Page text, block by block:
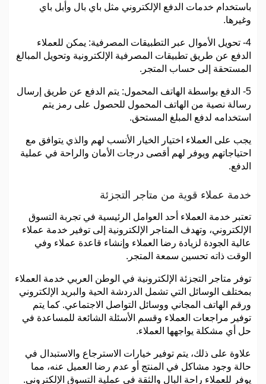
باستخدام خدمات الدفع الإلكتروني مثل باي بال وأبل باي
وغيرها.
4- تحويل الأموال عبر التطبيقات المصرفية: يمكن للعملاء
الدفع عن طريق تطبيقات المصرفية الإلكترونية وتحويل المبالغ
المستحقة إلى حساب المتجر.
5- الدفع بواسطة الهاتف المحمول: يتم الدفع عن طريق إرسال
رسالة نصية من الهاتف المحمول للحصول على رمز يتم
استخدامه لدفع المبلغ المستحق.
يجب على العملاء اختيار الخيار الأنسب لهم والذي يتوافق مع
احتياجاتهم ويوفر لهم أقصى درجات الأمان والراحة في عملية
الدفع.
خدمة عملاء قوية من متاجر التجزئة
تعتبر خدمة العملاء أحد العوامل الرئيسية في تجربة التسوق
الإلكتروني، وتهدف المتاجر الإلكترونية إلى توفير خدمة عملاء
عالية الجودة لزيادة رضا العملاء وإنشاء قاعدة عملاء وفي
الوقت ذاته تحسين سمعة المتجر.
توفر متاجر التجزئة الإلكترونية في الوطن العربي خدمة العملاء
بمختلف الوسائل التي تشمل الدردشة الحية والبريد الإلكتروني
ورقم الهاتف المجاني ووسائل التواصل الاجتماعي. كما يتم
توفير مراجعات العملاء وقسم الأسئلة الشائعة للمساعدة في
حل أي مشكلة يواجهها العملاء.
علاوة على ذلك، يتم توفير خيارات الاسترجاع والاستبدال في
حالة وجود مشاكل في المنتج أو عدم رضا العميل عنه، مما
يوفر للعملاء راحة البال والثقة في عملية التسوق الإلكتروني.